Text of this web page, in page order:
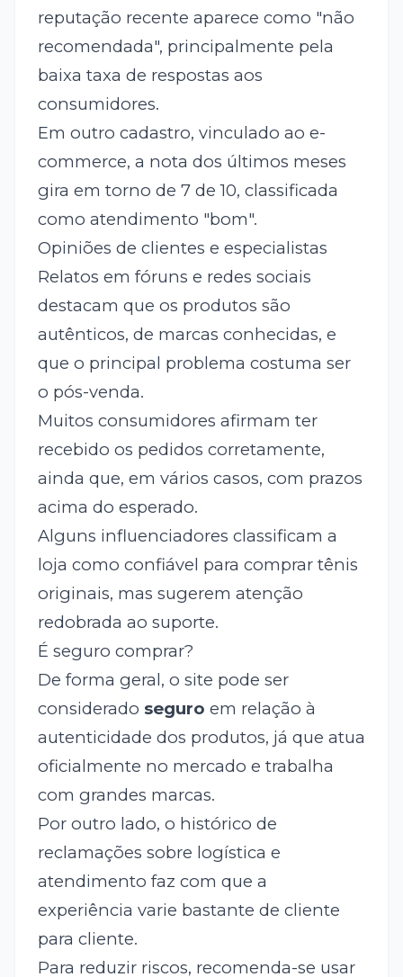
reputação recente aparece como "não
recomendada", principalmente pela
baixa taxa de respostas aos
consumidores.
Em outro cadastro, vinculado ao e-
commerce, a nota dos últimos meses
gira em torno de 7 de 10, classificada
como atendimento "bom".
Opiniões de clientes e especialistas
Relatos em fóruns e redes sociais
destacam que os produtos são
autênticos, de marcas conhecidas, e
que o principal problema costuma ser
o pós-venda.
Muitos consumidores afirmam ter
recebido os pedidos corretamente,
ainda que, em vários casos, com prazos
acima do esperado.
Alguns influenciadores classificam a
loja como confiável para comprar tênis
originais, mas sugerem atenção
redobrada ao suporte.
É seguro comprar?
De forma geral, o site pode ser
considerado seguro em relação à
autenticidade dos produtos, já que atua
oficialmente no mercado e trabalha
com grandes marcas.
Por outro lado, o histórico de
reclamações sobre logística e
atendimento faz com que a
experiência varie bastante de cliente
para cliente.
Para reduzir riscos, recomenda-se usar